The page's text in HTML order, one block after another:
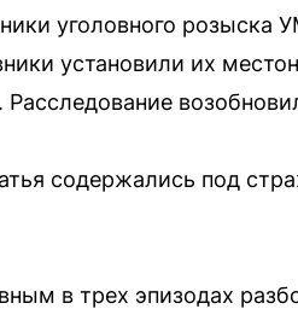
уголовного
установили их
содержались под
в трех эпизодах